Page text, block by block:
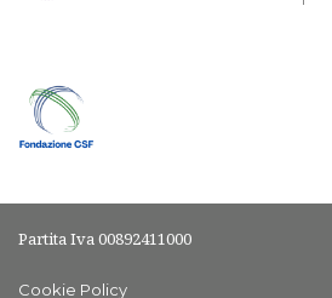
Partita Iva 00892411000
Cookie Policy